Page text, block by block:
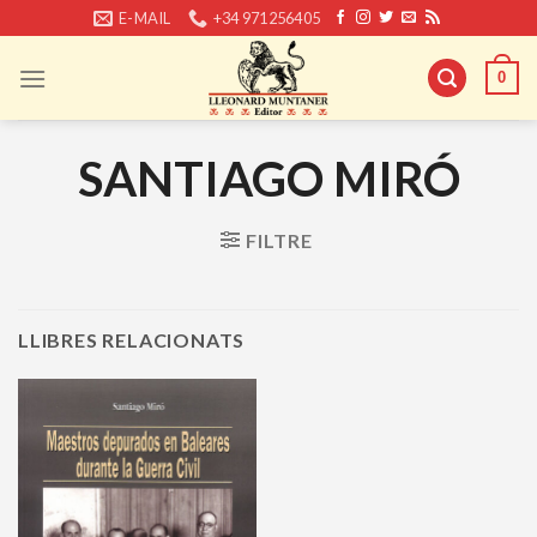
content
E-MAIL +34 971256405
0
SANTIAGO MIRÓ
FILTRE
LLIBRES RELACIONATS